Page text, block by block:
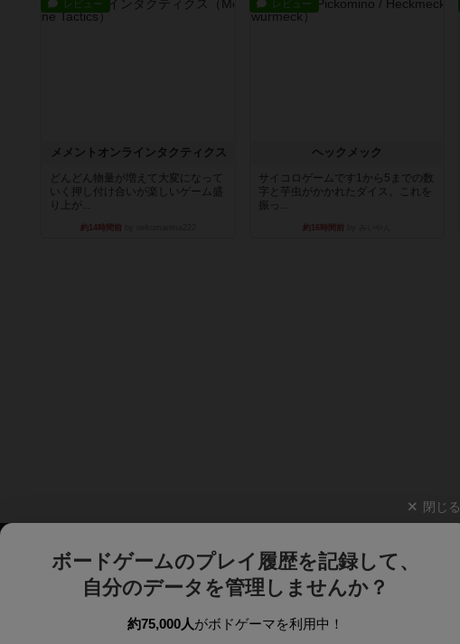
レビュー
メメントオンラインタクティクス
どんどん物量が増えて大変になって
いく押し付け合いが楽しいゲーム盛
り上が...
約14時間前
レビュー
ヘックメック
サイコロゲームです1から5までの数
字と芋虫がかかれたダイス。これを
振っ...
約16時間前
閉じる
ボードゲームのプレイ履歴を記録して、
自分のデータを管理しませんか？
約75,000人がボドゲーマを利用中！